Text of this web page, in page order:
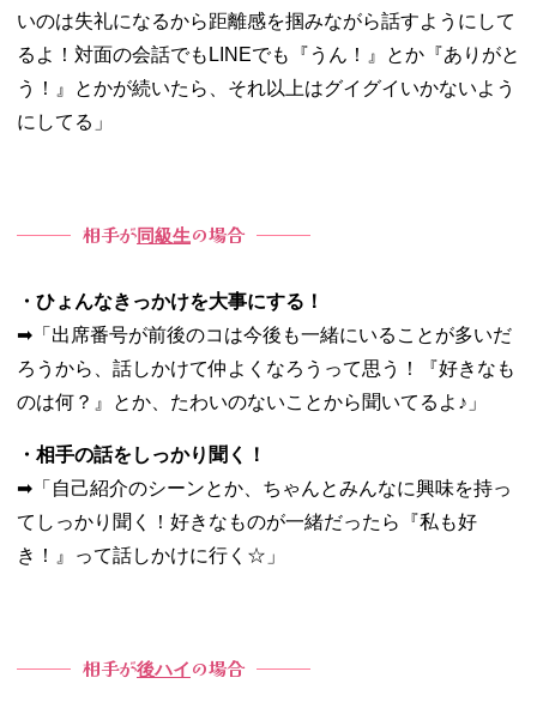
いのは失礼になるから距離感を掴みながら話すようにして
るよ！対面の会話でもLINEでも『うん！』とか『ありがと
う！』とかが続いたら、それ以上はグイグイいかないよう
にしてる」
相手が同級生の場合
・ひょんなきっかけを大事にする！
➡︎「出席番号が前後のコは今後も一緒にいることが多いだ
ろうから、話しかけて仲よくなろうって思う！『好きなも
のは何？』とか、たわいのないことから聞いてるよ♪」
・相手の話をしっかり聞く！
➡︎「自己紹介のシーンとか、ちゃんとみんなに興味を持っ
てしっかり聞く！好きなものが一緒だったら『私も好
き！』って話しかけに行く☆」
相手が後ハイ の場合